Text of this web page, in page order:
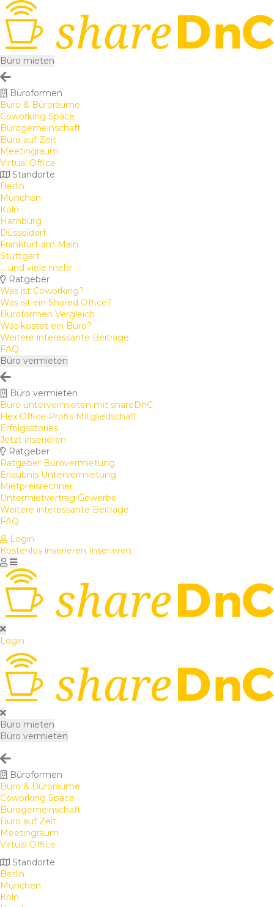
Büro mieten
Büroformen
Büro & Büroräume
Coworking Space
Bürogemeinschaft
Büro auf Zeit
Meetingraum
Virtual Office
Standorte
Berlin
München
Köln
Hamburg
Düsseldorf
Frankfurt am Main
Stuttgart
... und viele mehr
Ratgeber
Was ist Coworking?
Was ist ein Shared Office?
Büroformen Vergleich
Was kostet ein Büro?
Weitere interessante Beiträge
FAQ
Büro vermieten
Büro vermieten
Büro untervermieten mit shareDnC
Flex Office Profis Mitgliedschaft
Erfolgsstories
Jetzt inserieren
Ratgeber
Ratgeber Bürovermietung
Erlaubnis Untervermietung
Mietpreisrechner
Untermietvertrag Gewerbe
Weitere interessante Beiträge
FAQ
Login
Kostenlos inserieren Inserieren
Login
Büro mieten
Büro vermieten
Büroformen
Büro & Büroräume
Coworking Space
Bürogemeinschaft
Büro auf Zeit
Meetingraum
Virtual Office
Standorte
Berlin
München
Köln